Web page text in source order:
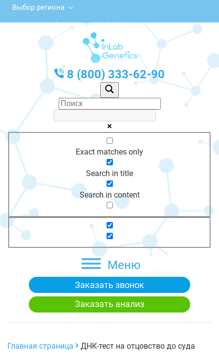
Выбор региона
Советская ул., 4, Чулым
с 10:00 до 20:00
График работы: Пн-Пт с 10:00 до 20:00
8 (800) 333-62-90
Exact matches only
Search in title
Search in content
Меню
Заказать звонок
Заказать анализ
Главная страница ДНК-тест на отцовство до суда